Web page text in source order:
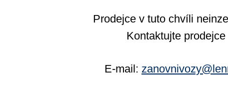
Prodejce v tuto chvíli
Kontaktujte
E-mail: